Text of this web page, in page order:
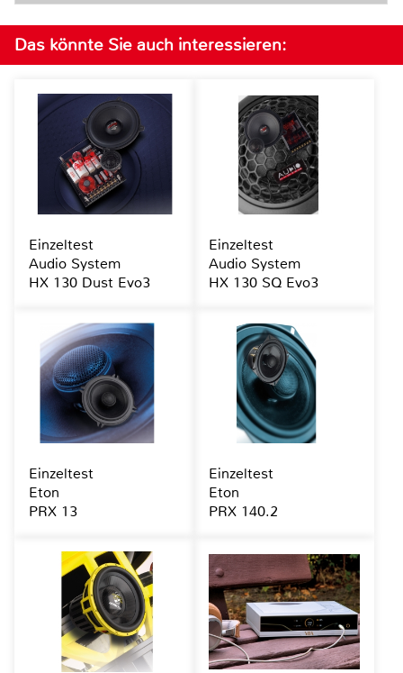
Das könnte Sie auch interessieren:
Einzeltest
Audio System
HX 130 Dust Evo3
Einzeltest
Audio System
HX 130 SQ Evo3
Einzeltest
Eton
PRX 13
Einzeltest
Eton
PRX 140.2